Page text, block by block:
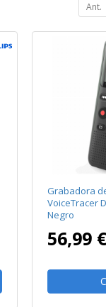
Ant.
Grabadora
VoiceTracer
Negro
56,99 €